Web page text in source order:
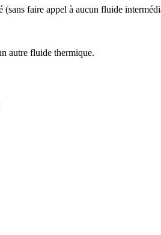
faire appel à aucun fluide
autre fluide thermique.